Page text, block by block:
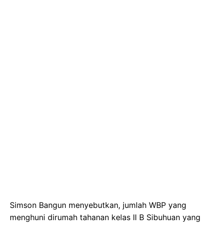
Simson Bangun menyebutkan, jumlah WBP yang
menghuni dirumah tahanan kelas II B Sibuhuan yang